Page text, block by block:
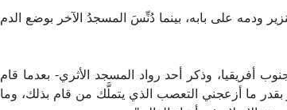
ودمه على بابه، بينما دُنِّسَ المسجدُ الآخر بوضع الدم
أفريقيا، وذكر أحد رواد المسجد الأثري- بعدما قام
ما أزعجني التعصب الذي يتملَّك من قام بذلك، وما